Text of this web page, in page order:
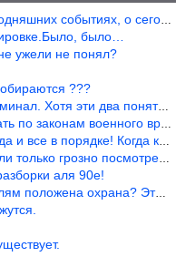
событиях, о сегодняшней
было…
ужели не понял?
???
Хотя эти два понятия начин
законам военного времени, а
в порядке! Когда касается
грозно посмотреть в их с
аля 90е!
охрана? Это его зада